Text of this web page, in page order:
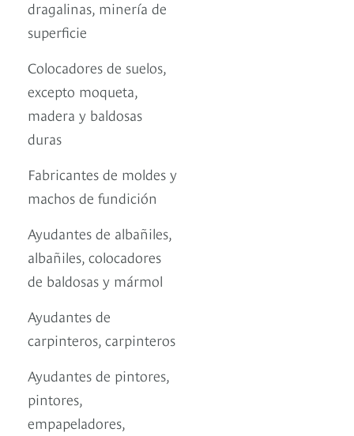
dragalinas, minería de
superficie
Colocadores de suelos,
excepto moqueta,
madera y baldosas
duras
Fabricantes de moldes y
machos de fundición
Ayudantes de albañiles,
albañiles, colocadores
de baldosas y mármol
Ayudantes de
carpinteros, carpinteros
Ayudantes de pintores,
pintores,
empapeladores,